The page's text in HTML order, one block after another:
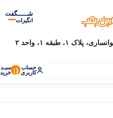
شـــــگفت
انگیزات
۱، طبقه ۱، واحد ۲
حساب
کاربری (: سبـد
خرید